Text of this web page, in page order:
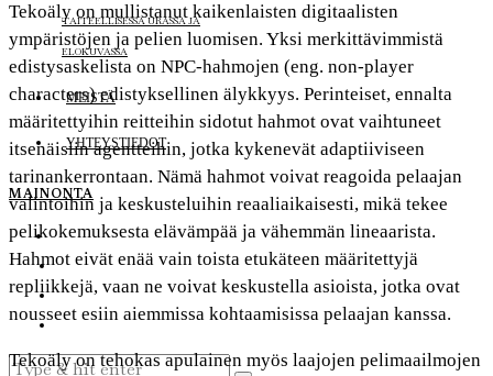
TAITEELLISESSA URASSA JA
ELOKUVASSA
MEISTÄ
YHTEYSTIEDOT
MAINONTA
Tekoäly on mullistanut kaikenlaisten digitaalisten
ympäristöjen ja pelien luomisen. Yksi merkittävimmistä
edistysaskelista on NPC-hahmojen (eng. non-player
characters) edistyksellinen älykkyys. Perinteiset, ennalta
määritettyihin reitteihin sidotut hahmot ovat vaihtuneet
itsenäisiin agentteihin, jotka kykenevät adaptiiviseen
tarinankerrontaan. Nämä hahmot voivat reagoida pelaajan
valintoihin ja keskusteluihin reaaliaikaisesti, mikä tekee
pelikokemuksesta elävämpää ja vähemmän lineaarista.
Hahmot eivät enää vain toista etukäteen määritettyjä
repliikkejä, vaan ne voivat keskustella asioista, jotka ovat
nousseet esiin aiemmissa kohtaamisissa pelaajan kanssa.
Tekoäly on tehokas apulainen myös laajojen pelimaailmojen